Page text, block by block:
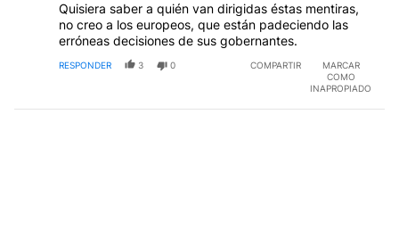
Quisiera saber a quién van dirigidas éstas mentiras,
no creo a los europeos, que están padeciendo las
erróneas decisiones de sus gobernantes.
RESPONDER 3 0 COMPARTIR
MARCAR
COMO
INAPROPIADO